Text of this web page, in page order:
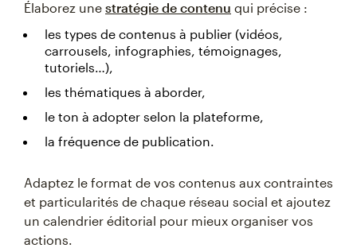
Élaborez une stratégie de contenu qui précise :
les types de contenus à publier (vidéos,
carrousels, infographies, témoignages,
tutoriels…),
les thématiques à aborder,
le ton à adopter selon la plateforme,
la fréquence de publication.
Adaptez le format de vos contenus aux contraintes
et particularités de chaque réseau social et ajoutez
un calendrier éditorial pour mieux organiser vos
actions.